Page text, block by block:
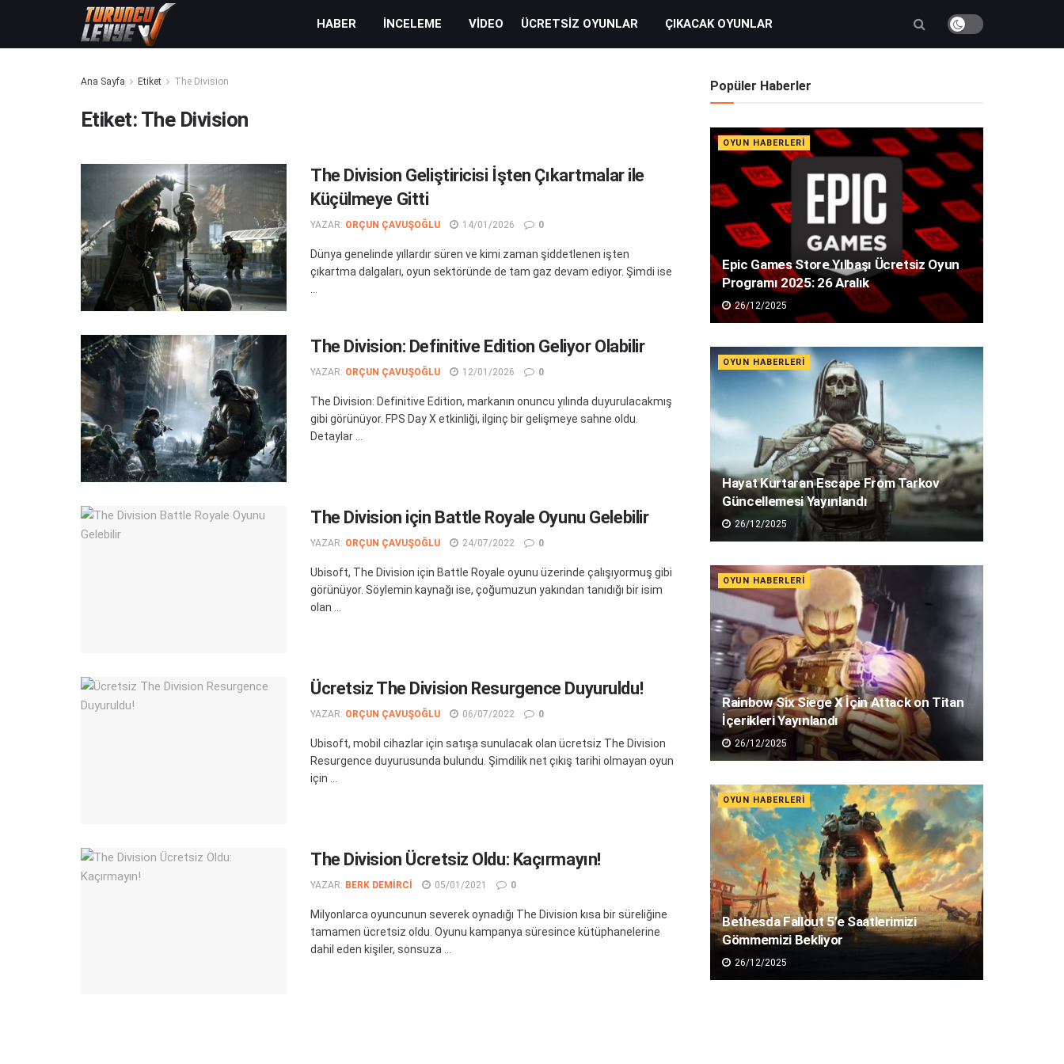
HABER İNCELEME VIDEO ÜCRETSIZ OYUNLAR ÇIKACAK OYUNLAR
Ana Sayfa Etiket The Division
Etiket: The Division
The Division Geliştiricisi İşten Çıkartmalar ile
Küçülmeye Gitti
YAZAR: ORÇUN ÇAVUŞOĞLU 14/01/2026 0
Dünya genelinde yıllardır süren ve kimi zaman şiddetlenen işten
çıkartma dalgaları, oyun sektöründe de tam gaz devam ediyor. Şimdi ise
The Division: Definitive Edition Geliyor Olabilir
YAZAR: ORÇUN ÇAVUŞOĞLU 12/01/2026 0
The Division: Definitive Edition, markanın onuncu yılında duyurulacakmış
gibi görünüyor. FPS Day X etkinliği, ilginç bir gelişmeye sahne oldu.
Detaylar ...
The Division için Battle Royale Oyunu Gelebilir
YAZAR: ORÇUN ÇAVUŞOĞLU 24/07/2022 0
Ubisoft, The Division için Battle Royale oyunu üzerinde çalışıyormuş gibi
görünüyor. Söylemin kaynağı ise, çoğumuzun yakından tanıdığı bir isim
olan ...
Ücretsiz The Division Resurgence Duyuruldu!
YAZAR: ORÇUN ÇAVUŞOĞLU 06/07/2022 0
Ubisoft, mobil cihazlar için satışa sunulacak olan ücretsiz The Division
Resurgence duyurusunda bulundu. Şimdilik net çıkış tarihi olmayan oyun
için ...
The Division Ücretsiz Oldu: Kaçırmayın!
YAZAR: BERK DEMIRCI 05/01/2021 0
Milyonlarca oyuncunun severek oynadığı The Division kısa bir süreliğine
tamamen ücretsiz oldu. Oyunu kampanya süresince kütüphanelerine
dahil eden kişiler, sonsuza ...
Popüler Haberler
OYUN HABERLERI
Epic Games Store Yılbaşı Ücretsiz Oyun
Programı 2025: 26 Aralık
26/12/2025
OYUN HABERLERI
Hayat Kurtaran Escape From Tarkov
Güncellemesi Yayınlandı
26/12/2025
OYUN HABERLERI
Rainbow Six Siege X İçin Attack on Titan
İçerikleri Yayınlandı
26/12/2025
OYUN HABERLERI
Bethesda Fallout 5’e Saatlerimizi
Gömmemizi Bekliyor
26/12/2025